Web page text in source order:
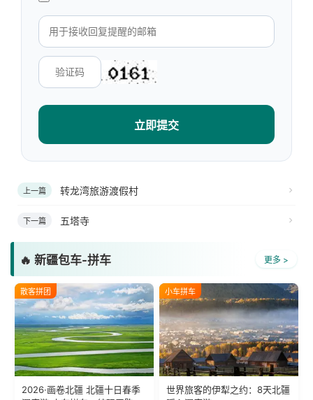
立即提交
上一篇 转龙湾旅游渡假村
下一篇 五塔寺
🔥 新疆包车-拼车 更多 >
散客拼团
2026·画卷北疆 北疆十日春季
小车拼车
世界旅客的伊犁之约：8天北疆